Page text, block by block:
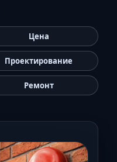
Краснодар
Магас
Майкоп
Махачкала
Назрань
Новороссийск
Цена
Проектирование
Ремонт